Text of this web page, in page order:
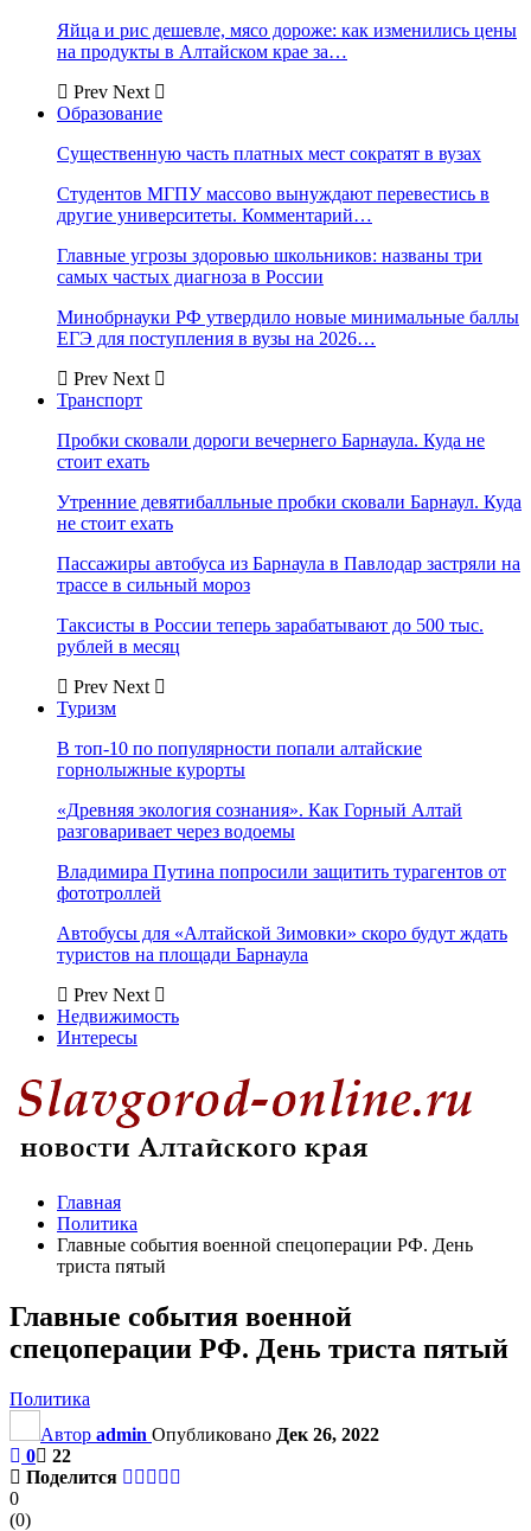
Яйца и рис дешевле, мясо дороже: как изменились цены
на продукты в Алтайском крае за…
Prev Next
Образование
Существенную часть платных мест сократят в вузах
Студентов МГПУ массово вынуждают перевестись в
другие университеты. Комментарий…
Главные угрозы здоровью школьников: названы три
самых частых диагноза в России
Минобрнауки РФ утвердило новые минимальные баллы
ЕГЭ для поступления в вузы на 2026…
Prev Next
Транспорт
Пробки сковали дороги вечернего Барнаула. Куда не
стоит ехать
Утренние девятибалльные пробки сковали Барнаул. Куда
не стоит ехать
Пассажиры автобуса из Барнаула в Павлодар застряли на
трассе в сильный мороз
Таксисты в России теперь зарабатывают до 500 тыс.
рублей в месяц
Prev Next
Туризм
В топ-10 по популярности попали алтайские
горнолыжные курорты
«Древняя экология сознания». Как Горный Алтай
разговаривает через водоемы
Владимира Путина попросили защитить турагентов от
фототроллей
Автобусы для «Алтайской Зимовки» скоро будут ждать
туристов на площади Барнаула
Prev Next
Недвижимость
Интересы
Главная
Политика
Главные события военной спецоперации РФ. День
триста пятый
Главные события военной
спецоперации РФ. День триста пятый
Политика
Автор admin Опубликовано Дек 26, 2022
0
22
Поделится
0
(0)